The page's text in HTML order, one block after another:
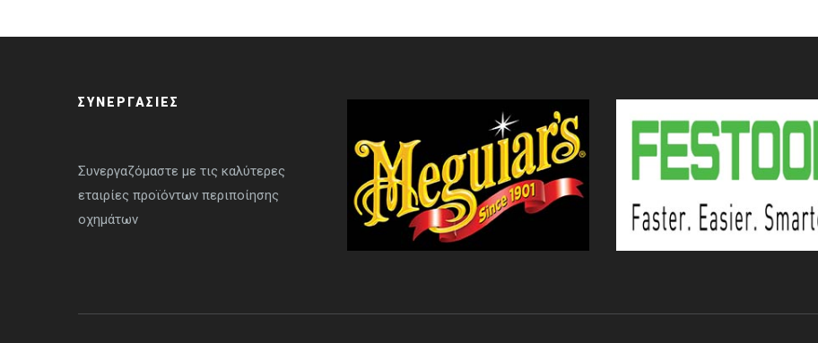
ΣΥΝΕΡΓΑΣΙΕΣ
Συνεργαζόμαστε με τις καλύτερες
εταιρίες προϊόντων περιποίησης
οχημάτων